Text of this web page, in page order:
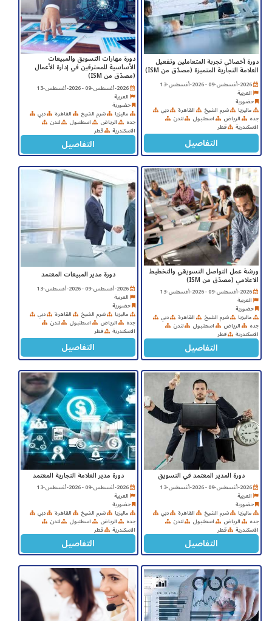
دورة أخصائي تجربة المتعاملين وتفعيل
العلامة التجارية المتميزة (مصدّق من ISM)
2026-أغسطس-09 - 2026-أغسطس-13
العربية
حضورية
ماليزيا شرم الشيخ القاهرة دبي
جده الرياض اسطنبول لندن
الاسكندرية قطر
التفاصيل
دورة مهارات التسويق والمبيعات
الأساسية للمحترفين في إدارة الأعمال
(مصدّق من ISM)
2026-أغسطس-09 - 2026-أغسطس-13
العربية
حضورية
ماليزيا شرم الشيخ القاهرة دبي
جده الرياض اسطنبول لندن
الاسكندرية قطر
التفاصيل
ورشة عمل التواصل التسويقي والتخطيط
الاعلامي (مصدّق من ISM)
2026-أغسطس-09 - 2026-أغسطس-13
العربية
حضورية
ماليزيا شرم الشيخ القاهرة دبي
جده الرياض اسطنبول لندن
الاسكندرية قطر
التفاصيل
دورة مدير المبيعات المعتمد
2026-أغسطس-09 - 2026-أغسطس-13
العربية
حضورية
ماليزيا شرم الشيخ القاهرة دبي
جده الرياض اسطنبول لندن
الاسكندرية قطر
التفاصيل
دورة المدير المعتمد في التسويق
2026-أغسطس-09 - 2026-أغسطس-13
العربية
حضورية
ماليزيا شرم الشيخ القاهرة دبي
جده الرياض اسطنبول لندن
الاسكندرية قطر
التفاصيل
دورة مدير العلامة التجارية المعتمد
2026-أغسطس-09 - 2026-أغسطس-13
العربية
حضورية
ماليزيا شرم الشيخ القاهرة دبي
جده الرياض اسطنبول لندن
الاسكندرية قطر
التفاصيل